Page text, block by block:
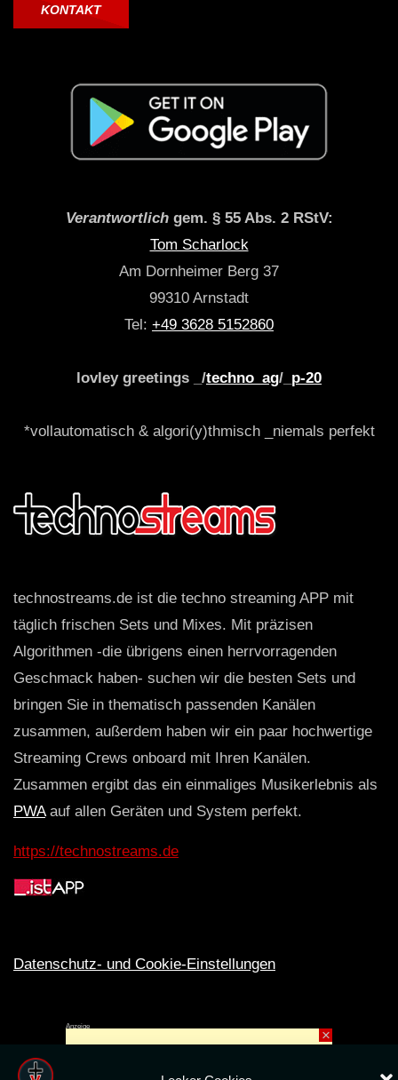
KONTAKT
Verantwortlichgem. § 55 Abs. 2 RStV:
Tom Scharlock
Am Dornheimer Berg 37
99310 Arnstadt
Tel: +49 3628 5152860
lovley greetings _/techno_ag/_ p-20
*vollautomatisch & algori(y)thmisch _niemals perfekt
technostreams.de ist die techno streaming APP mit
täglich frischen Sets und Mixes. Mit präzisen
Algorithmen -die übrigens einen herrvorragenden
Geschmack haben- suchen wir die besten Sets und
bringen Sie in thematisch passenden Kanälen
zusammen, außerdem haben wir ein paar hochwertige
Streaming Crews onboard mit Ihren Kanälen.
Zusammen ergibt das ein einmaliges Musikerlebnis als
PWAauf allen Geräten und System perfekt.
https://technostreams.de
Datenschutz- und Cookie-Einstellungen
Rechte ins All © 2024. Erstellt mit
NUTZUNG
Anzeige
×